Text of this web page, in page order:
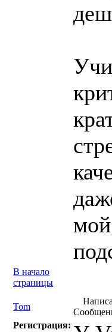
В начало
страницы
Tom
Регистрация: